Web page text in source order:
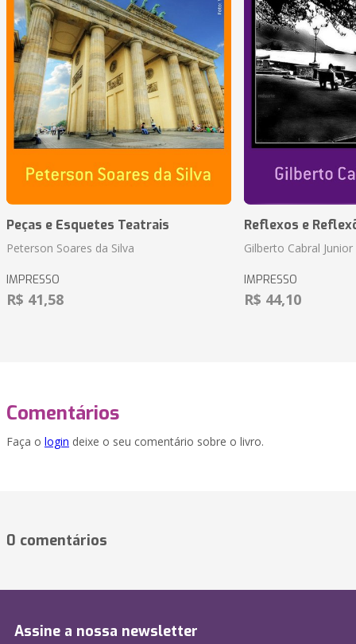
Peças e Esquetes Teatrais
Peterson Soares da Silva
IMPRESSO
R$ 41,58
Reflexos e
Gilberto Cabral Junior
IMPRESSO
R$ 44,10
Comentários
Faça o login deixe o seu comentário sobre o livro.
0 comentários
Assine a nossa newsletter